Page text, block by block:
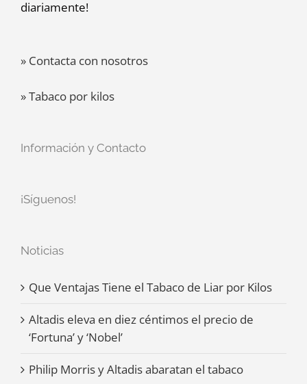
diariamente!
» Contacta con nosotros
» Tabaco por kilos
Información y Contacto
¡Síguenos!
Noticias
Que Ventajas Tiene el Tabaco de Liar por Kilos
Altadis eleva en diez céntimos el precio de
‘Fortuna’ y ‘Nobel’
Philip Morris y Altadis abaratan el tabaco